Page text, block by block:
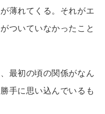
薄れてくる。それがエ
ついていなかったこと
最初の頃の関係がなん
手に思い込んでいるも